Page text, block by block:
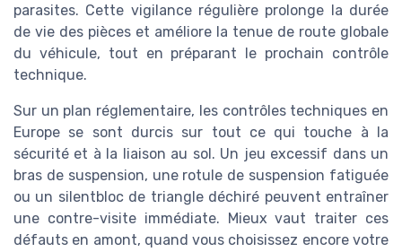
parasites. Cette vigilance régulière prolonge la durée
de vie des pièces et améliore la tenue de route globale
du véhicule, tout en préparant le prochain contrôle
technique.
Sur un plan réglementaire, les contrôles techniques en
Europe se sont durcis sur tout ce qui touche à la
sécurité et à la liaison au sol. Un jeu excessif dans un
bras de suspension, une rotule de suspension fatiguée
ou un silentbloc de triangle déchiré peuvent entraîner
une contre-visite immédiate. Mieux vaut traiter ces
défauts en amont, quand vous choisissez encore votre